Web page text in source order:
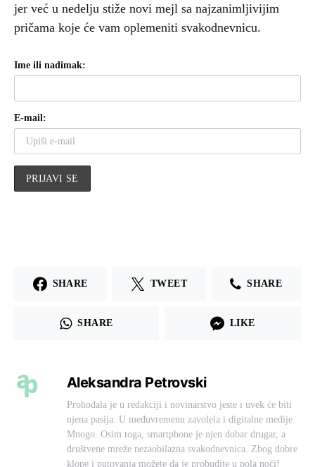
jer već u nedelju stiže novi mejl sa najzanimljivijim
pričama koje će vam oplemeniti svakodnevnicu.
Ime ili nadimak:
E-mail:
SHARE TWEET SHARE
SHARE LIKE
Aleksandra Petrovski
Prohodala je u redakciji i novinarstvo jeste i uvek će biti
njena pasija. U međuvremenu zavolela i digitalne medije.
Mnogo. Osim toga, smartphone je njen dobar drugar, a
društvene mreže nezaobilazna svakodnevnica. Zbog dobre
klope i putovanja možete da je probudite u pola noći!